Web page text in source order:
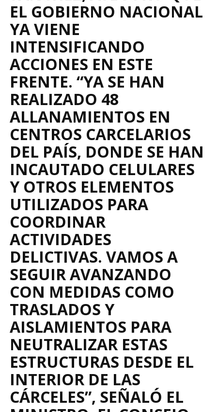
EL GOBIERNO NACIONAL
YA VIENE
INTENSIFICANDO
ACCIONES EN ESTE
FRENTE. “YA SE HAN
REALIZADO 48
ALLANAMIENTOS EN
CENTROS CARCELARIOS
DEL PAÍS, DONDE SE HAN
INCAUTADO CELULARES
Y OTROS ELEMENTOS
UTILIZADOS PARA
COORDINAR
ACTIVIDADES
DELICTIVAS. VAMOS A
SEGUIR AVANZANDO
CON MEDIDAS COMO
TRASLADOS Y
AISLAMIENTOS PARA
NEUTRALIZAR ESTAS
ESTRUCTURAS DESDE EL
INTERIOR DE LAS
CÁRCELES”, SEÑALÓ EL